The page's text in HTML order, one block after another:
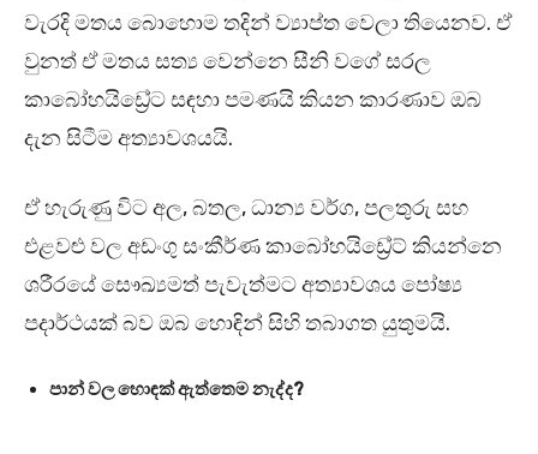
වැරදි මතය බොහොම තදින් ව්‍යාප්ත වෙලා තියෙනව. ඒ
වුනත් ඒ මතය සත්‍ය වෙන්නෙ සීනි වගේ සරල
කාබෝහයිඩ්‍රේට සඳහා පමණයි කියන කාරණාව ඔබ
දැන සිටීම අත්‍යාවශයයි.
ඒ හැරුණු විට අල, බතල, ධාන්‍ය වර්ග, පලතුරු සහ
එළවළු වල අඩංගු සංකීර්ණ කාබෝහයිඩ්‍රේට් කියන්නෙ
ශරීරයේ සෞඛ්‍යමත් පැවැත්මට අත්‍යාවශය පෝෂ්‍ය
පදාර්ථයක් බව ඔබ හොඳින් සිහි තබාගත යුතුමයි.
පාන් වල හොඳක් ඇත්තෙම නැද්ද?